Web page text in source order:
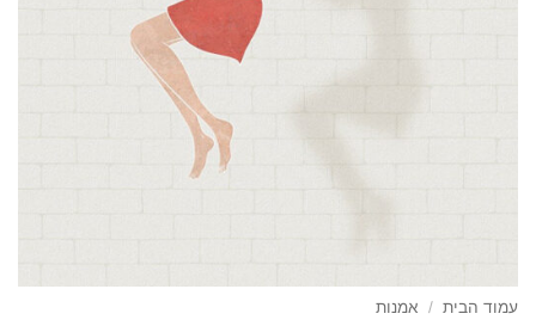
עמוד הבית / אמנות